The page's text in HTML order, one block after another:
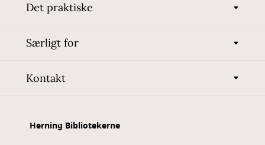
Det praktiske
Særligt for
Kontakt
Herning Bibliotekerne